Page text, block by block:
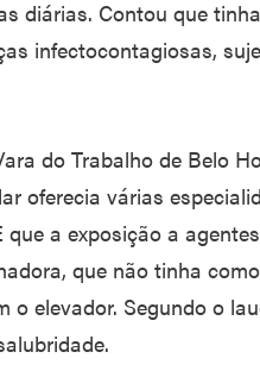
diárias. Contou que
infectocontagiosas,
do Trabalho de Belo
oferecia várias
a exposição a
que não tinha
o elevador. Segundo o